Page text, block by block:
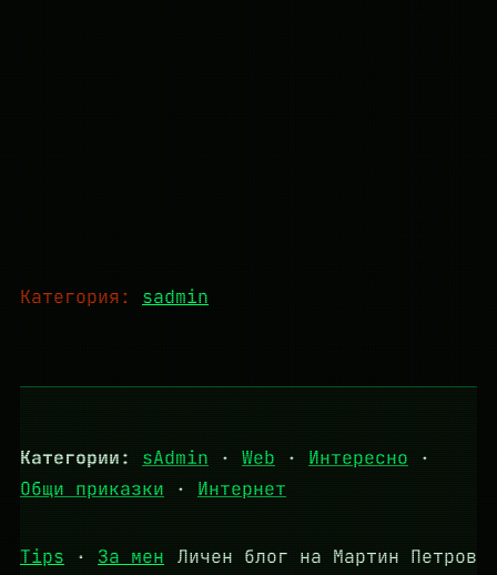
Категория: sadmin
Категории: sAdmin · Web · Интересно ·
Общи приказки · Интернет
Tips · За мен Личен блог на Мартин Петров